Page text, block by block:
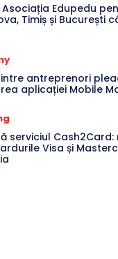
Asociația Edupedu
Timiș și București
antreprenori
aplicației Mobile
serviciul
Visa și